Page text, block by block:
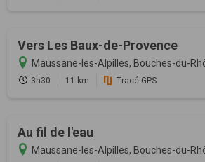
Vers Les Baux-de-Provence
Maussane-les-Alpilles, Bouches-du-
3h30 11 km Tracé GPS
Au fil de l'eau
Maussane-les-Alpilles, Bouches-du-